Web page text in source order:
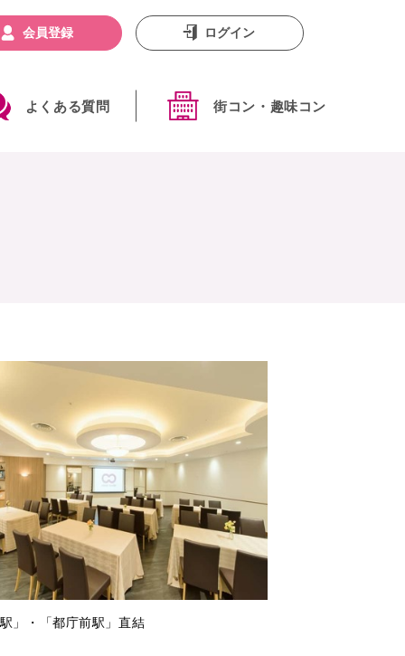
よくある質問 街コン・趣味コン
会員登録 ログイン
」・「都庁前駅」直結